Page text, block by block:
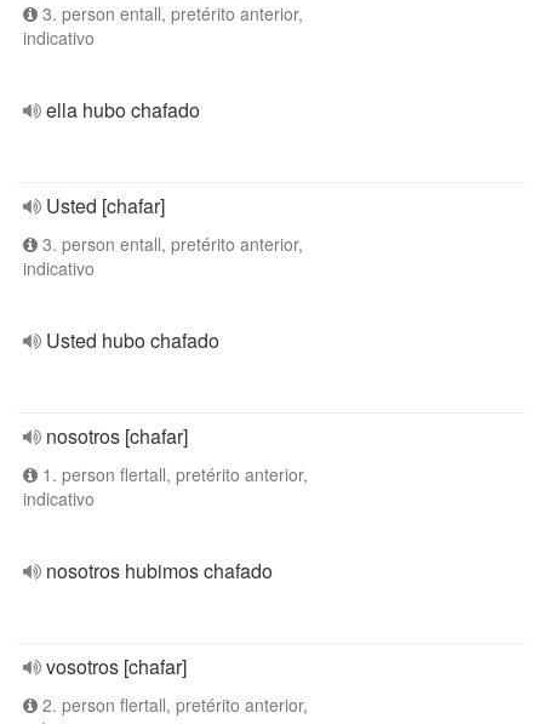
3. person entall, pretérito anterior,
indicativo
ella hubo chafado
Usted [chafar]
3. person entall, pretérito anterior,
indicativo
Usted hubo chafado
nosotros [chafar]
1. person flertall, pretérito anterior,
indicativo
nosotros hubimos chafado
vosotros [chafar]
2. person flertall, pretérito anterior,